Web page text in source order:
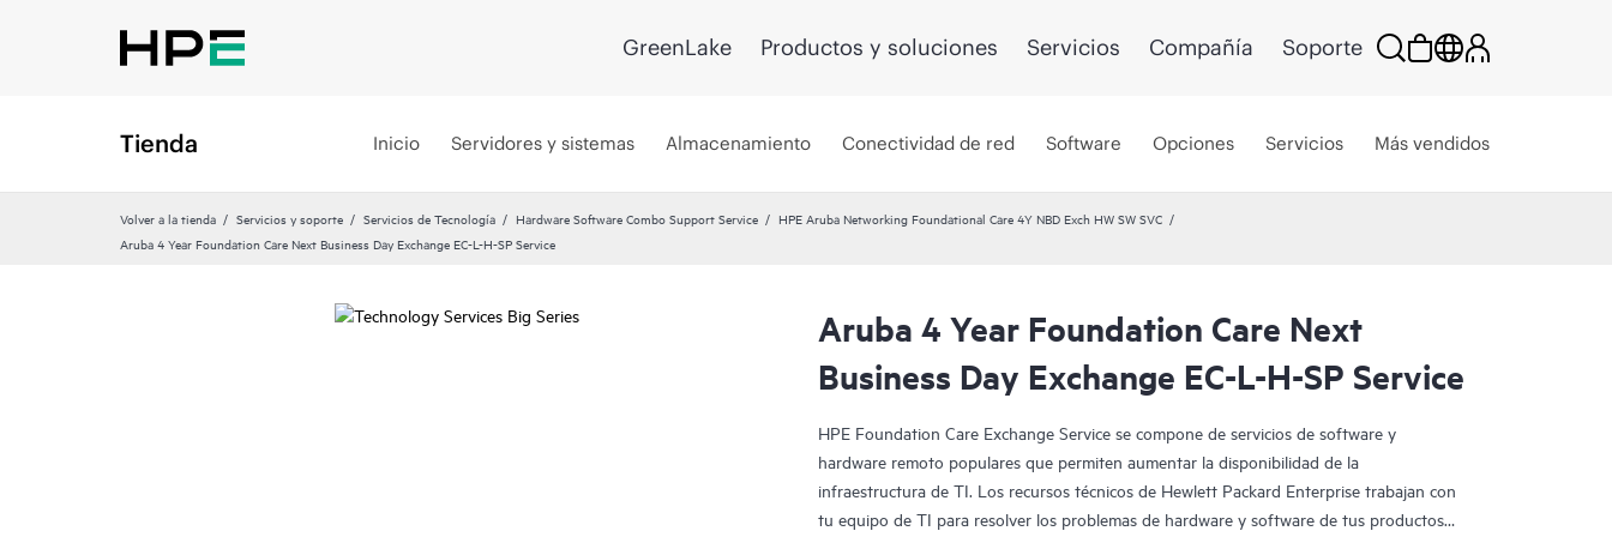
GreenLake Productos y soluciones Servicios Compañía Soporte
Tienda Inicio Servidores y sistemas Almacenamiento Conectividad de red Software Opciones Servicios Más vendidos
Volver a la tienda Servicios y soporte Servicios de Tecnología Hardware Software Combo Support Service
HPE Aruba Networking Foundational Care 4Y NBD Exch HW SW SVC
Aruba 4 Year Foundation Care Next Business Day Exchange EC-L-H-SP Service
Aruba 4 Year Foundation Care Next
Business Day Exchange EC-L-H-SP Service
HPE Foundation Care Exchange Service se compone de servicios de software y
hardware remoto populares que permiten aumentar la disponibilidad de la
infraestructura de TI. Los recursos técnicos de Hewlett Packard Enterprise trabajan con
tu equipo de TI para resolver los problemas de hardware y software de tus productos